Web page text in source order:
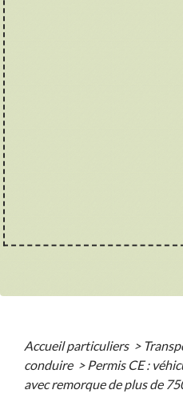
Accueil particuliers >
conduire > Permis CE :
avec remorque de plus de